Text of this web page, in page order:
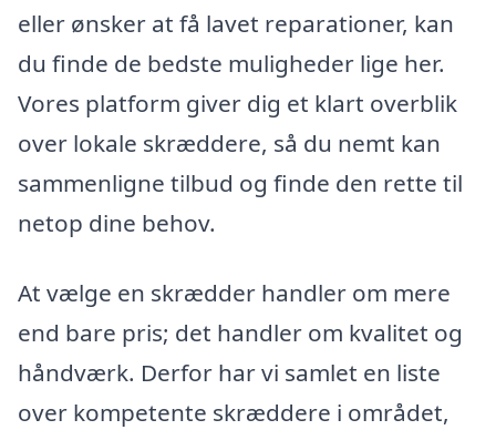
eller ønsker at få lavet reparationer, kan
du finde de bedste muligheder lige her.
Vores platform giver dig et klart overblik
over lokale skræddere, så du nemt kan
sammenligne tilbud og finde den rette til
netop dine behov.
At vælge en skrædder handler om mere
end bare pris; det handler om kvalitet og
håndværk. Derfor har vi samlet en liste
over kompetente skræddere i området,